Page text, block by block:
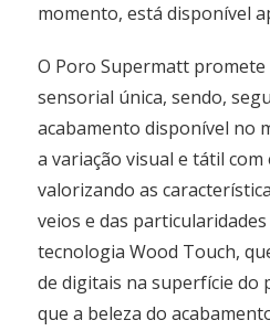
momento, está disponível
O Poro Supermatt promete
sensorial única, sendo,
acabamento disponível no
a variação visual e tátil
valorizando as
veios e das
tecnologia Wood Touch,
de digitais na superfície do
que a beleza do